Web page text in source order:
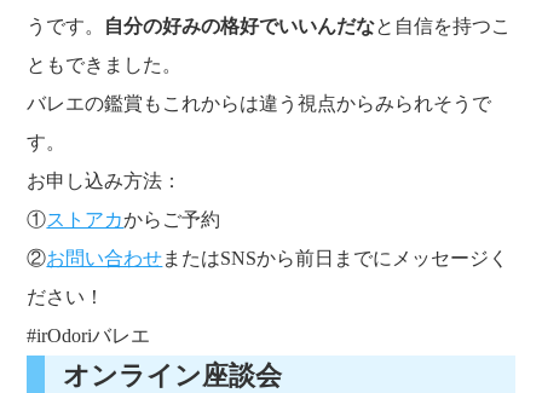
うです。 自分の好みの格好でいいんだなと自信を持つこ
ともできました。
バレエの鑑賞もこれからは違う視点からみられそうで
す。
お申し込み方法：
①ストアカからご予約
②お問い合わせまたはSNSから前日までにメッセージく
ださい！
#irOdoriバレエ
オンライン座談会